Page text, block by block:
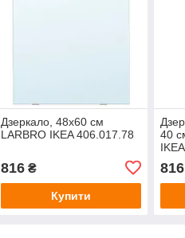
Дзеркало, 48x60 см
LARBRO IKEA 406.017.78
816₴
Купити
40
816